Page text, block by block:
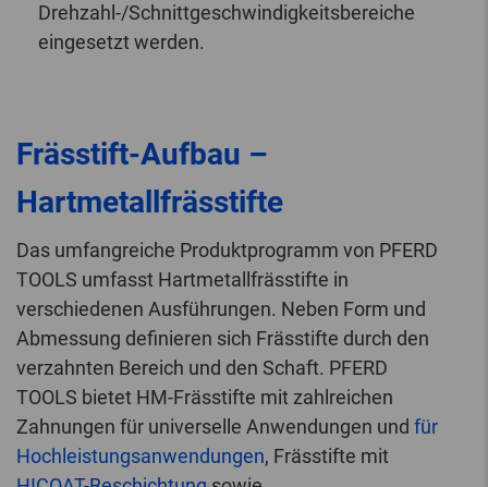
Drehzahl-/Schnittgeschwindigkeitsbereiche
eingesetzt werden.
Frässtift-Aufbau –
Hartmetallfrässtifte
Das umfangreiche Produktprogramm von PFERD
TOOLS umfasst Hartmetallfrässtifte in
verschiedenen Ausführungen. Neben Form und
Abmessung definieren sich Frässtifte durch den
verzahnten Bereich und den Schaft. PFERD
TOOLS bietet HM-Frässtifte mit zahlreichen
Zahnungen für universelle Anwendungen und für
Hochleistungsanwendungen, Frässtifte mit